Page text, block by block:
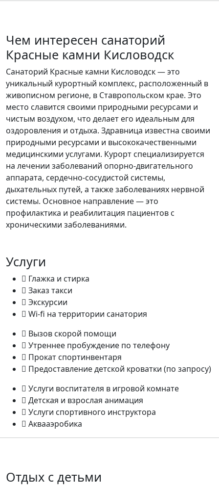
Чем интересен санаторий
Красные камни Кисловодск
Санаторий Красные камни Кисловодск — это
уникальный курортный комплекс, расположенный в
живописном регионе, в Ставропольском крае. Это
место славится своими природными ресурсами и
чистым воздухом, что делает его идеальным для
оздоровления и отдыха. Здравница известна своими
природными ресурсами и высококачественными
медицинскими услугами. Курорт специализируется
на лечении заболеваний опорно-двигательного
аппарата, сердечно-сосудистой системы,
дыхательных путей, а также заболеваниях нервной
системы. Основное направление — это
профилактика и реабилитация пациентов с
хроническими заболеваниями.
Услуги
Глажка и стирка
Заказ такси
Экскурсии
Wi-fi на территории санатория
Вызов скорой помощи
Утреннее пробуждение по телефону
Прокат спортинвентаря
Предоставление детской кроватки (по запросу)
Услуги воспитателя в игровой комнате
Детская и взрослая анимация
Услуги спортивного инструктора
Аквааэробика
Отдых с детьми